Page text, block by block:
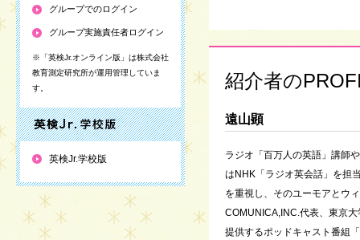
紹介者の
遠山顕
ラジオ「百万人の英語」講師
はNHK「ラジオ英会話」を担
を重視し、そのユーモアとウ
COMUNICA,INC.代表、東京
提供するポッドキャスト番組
グループでのログイン
グループ実施責任者ログイン
※「英検Jr.オンライン版」は株式会社
教育測定研究所が運用管理していま
す。
英検Jr.学校版